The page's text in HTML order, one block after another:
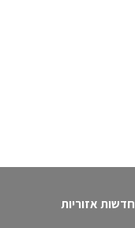
חדשות אזוריות